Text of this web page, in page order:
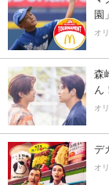
園」
オ
森
ん
オ
デ
オ